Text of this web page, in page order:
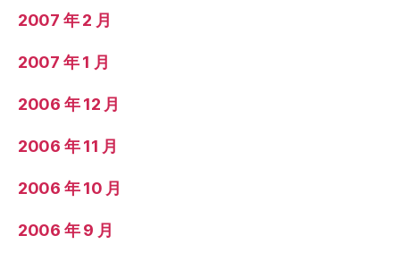
2007 年 2 月
2007 年 1 月
2006 年 12 月
2006 年 11 月
2006 年 10 月
2006 年 9 月